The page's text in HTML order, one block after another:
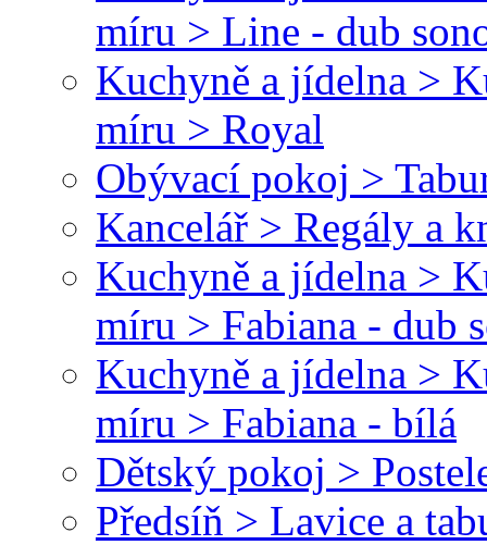
míru > Line - dub
Kuchyně a jídelna >
míru > Royal
Obývací pokoj >
Kancelář > Regály a
Kuchyně a jídelna >
míru > Fabiana - dub
Kuchyně a jídelna >
míru > Fabiana - bílá
Dětský pokoj >
Předsíň > Lavice a